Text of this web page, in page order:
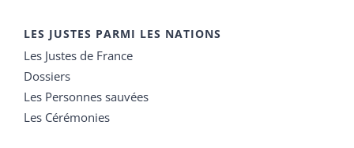
LES JUSTES PARMI LES NATIONS
Les Justes de France
Dossiers
Les Personnes sauvées
Les Cérémonies